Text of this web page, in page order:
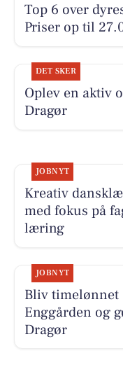
Top 6 over
Priser op til
DET SKER
Oplev en aktiv
Dragør
JOBNYT
Kreativ
med fokus på
læring
JOBNYT
Bliv timelønnet
Enggården og
Dragør